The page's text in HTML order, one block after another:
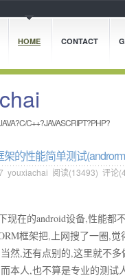
HOME CONTACT
C++?JAVASCRIPT?PHP?
的性能简单测试
youxiachai 阅读(13493) 评论(4
现在的android设备,性能都
框架把,上网搜了一圈,觉
然,还有点别的,这里就不
本人,也不算是专业的测试